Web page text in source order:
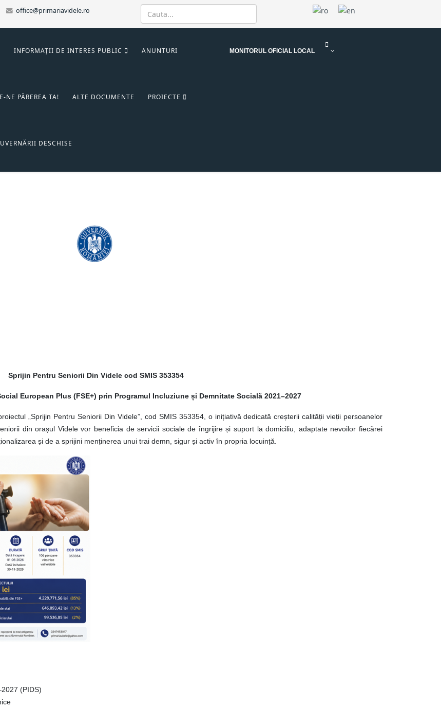
office@primariavidele.ro
INFORMAȚII DE INTERES PUBLIC ANUNTURI
NE PĂREREA TA! ALTE DOCUMENTE PROIECTE
DESCHISE
MONITORUL OFICIAL LOCAL
Sprijin Pentru Seniorii Din Videle cod SMIS 353354
European Plus (FSE+) prin Programul Incluziune și Demnitate Socială 2021–2027
„Sprijin Pentru Seniorii Din Videle”, cod SMIS 353354, o inițiativă dedicată creșterii calității vieții persoanelor
din orașul Videle vor beneficia de servicii sociale de îngrijire și suport la domiciliu, adaptate nevoilor fiecărei
și de a sprijini menținerea unui trai demn, sigur și activ în propria locuință.
(PIDS)